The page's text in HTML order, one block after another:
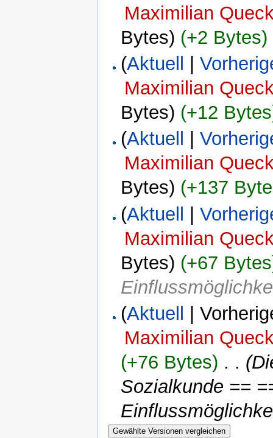
Maximilian
Bytes) (+2 Bytes)
(Aktuell |
Maximilian
Bytes) (+12
(Aktuell |
Maximilian
Bytes) (+137
(Aktuell |
Maximilian
Bytes) (+67
(Aktuell
|
Maximilian
(+76 Bytes) . .
Sozialkunde ==